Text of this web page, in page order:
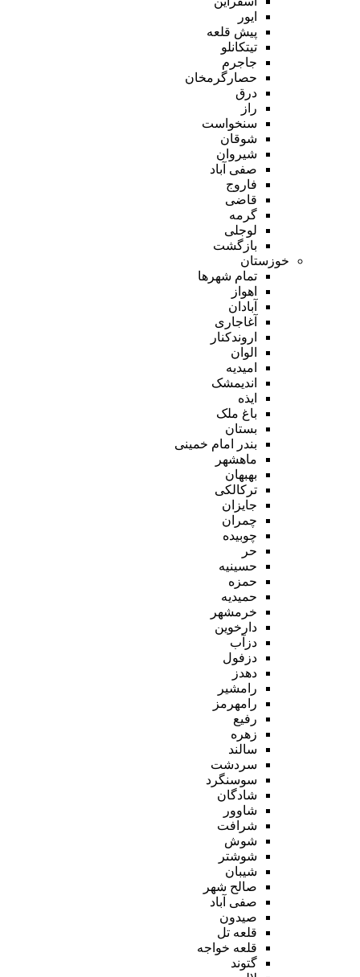
ایور
پیش قلعه
تیتکانلو
جاجرم
حصارگرمخان
درق
راز
سنخواست
شوقان
شیروان
صفی آباد
فاروج
قاضی
گرمه
لوجلی
بازگشت
خوزستان
تمام شهر‌ها
اهواز
آبادان
آغاجاری
اروندکنار
الوان
امیدیه
اندیمشک
ایذه
باغ ملک
بستان
بندر امام خمینی
ماهشهر
بهبهان
ترکالکی
جایزان
چمران
چوبیده
حر
حسینیه
حمزه
حمیدیه
خرمشهر
دارخوین
دزآب
دزفول
دهدز
رامشیر
رامهرمز
رفیع
زهره
سالند
سردشت
سوسنگرد
شادگان
شاوور
شرافت
شوش
شوشتر
شیبان
صالح شهر
صفی آباد
صیدون
قلعه تل
قلعه خواجه
گتوند